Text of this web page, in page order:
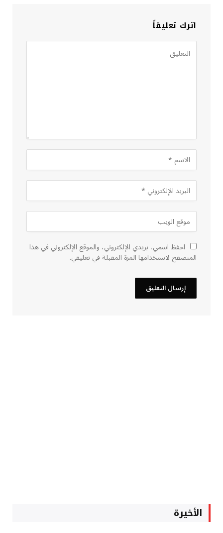
اترك تعليقاً
احفظ اسمي، بريدي الإلكتروني، والموقع الإلكتروني في هذا
المتصفح لاستخدامها المرة المقبلة في تعليقي.
الأخيرة